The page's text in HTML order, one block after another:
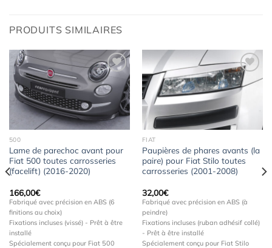
PRODUITS SIMILAIRES
Ajouter
à la
wishlist
500
Lame de parechoc avant pour
Fiat 500 toutes carrosseries
(facelift) (2016-2020)
166,00€
Fabriqué avec précision en ABS (6
finitions au choix)
Fixations incluses (vissé) - Prêt à être
installé
Spécialement conçu pour Fiat 500
à la
wishlist
FIAT
Paupières de phares avants (la
paire) pour Fiat Stilo toutes
carrosseries (2001-2008)
32,00€
Fabriqué avec précision en ABS (à
peindre)
Fixations incluses (ruban adhésif collé)
- Prêt à être installé
Spécialement conçu pour Fiat Stilo